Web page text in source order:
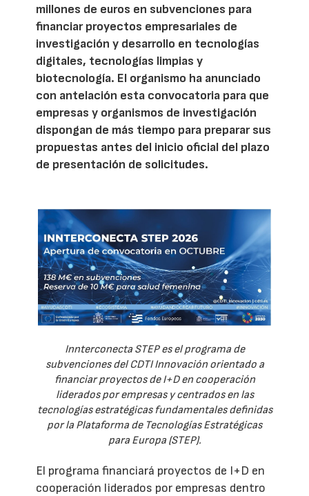
millones de euros en subvenciones para
financiar proyectos empresariales de
investigación y desarrollo en tecnologías
digitales, tecnologías limpias y
biotecnología. El organismo ha anunciado
con antelación esta convocatoria para que
empresas y organismos de investigación
dispongan de más tiempo para preparar sus
propuestas antes del inicio oficial del plazo
de presentación de solicitudes.
Innterconecta STEP es el programa de
subvenciones del CDTI Innovación orientado a
financiar proyectos de I+D en cooperación
liderados por empresas y centrados en las
tecnologías estratégicas fundamentales definidas
por la Plataforma de Tecnologías Estratégicas
para Europa (STEP).
El programa financiará proyectos de I+D en
cooperación liderados por empresas dentro